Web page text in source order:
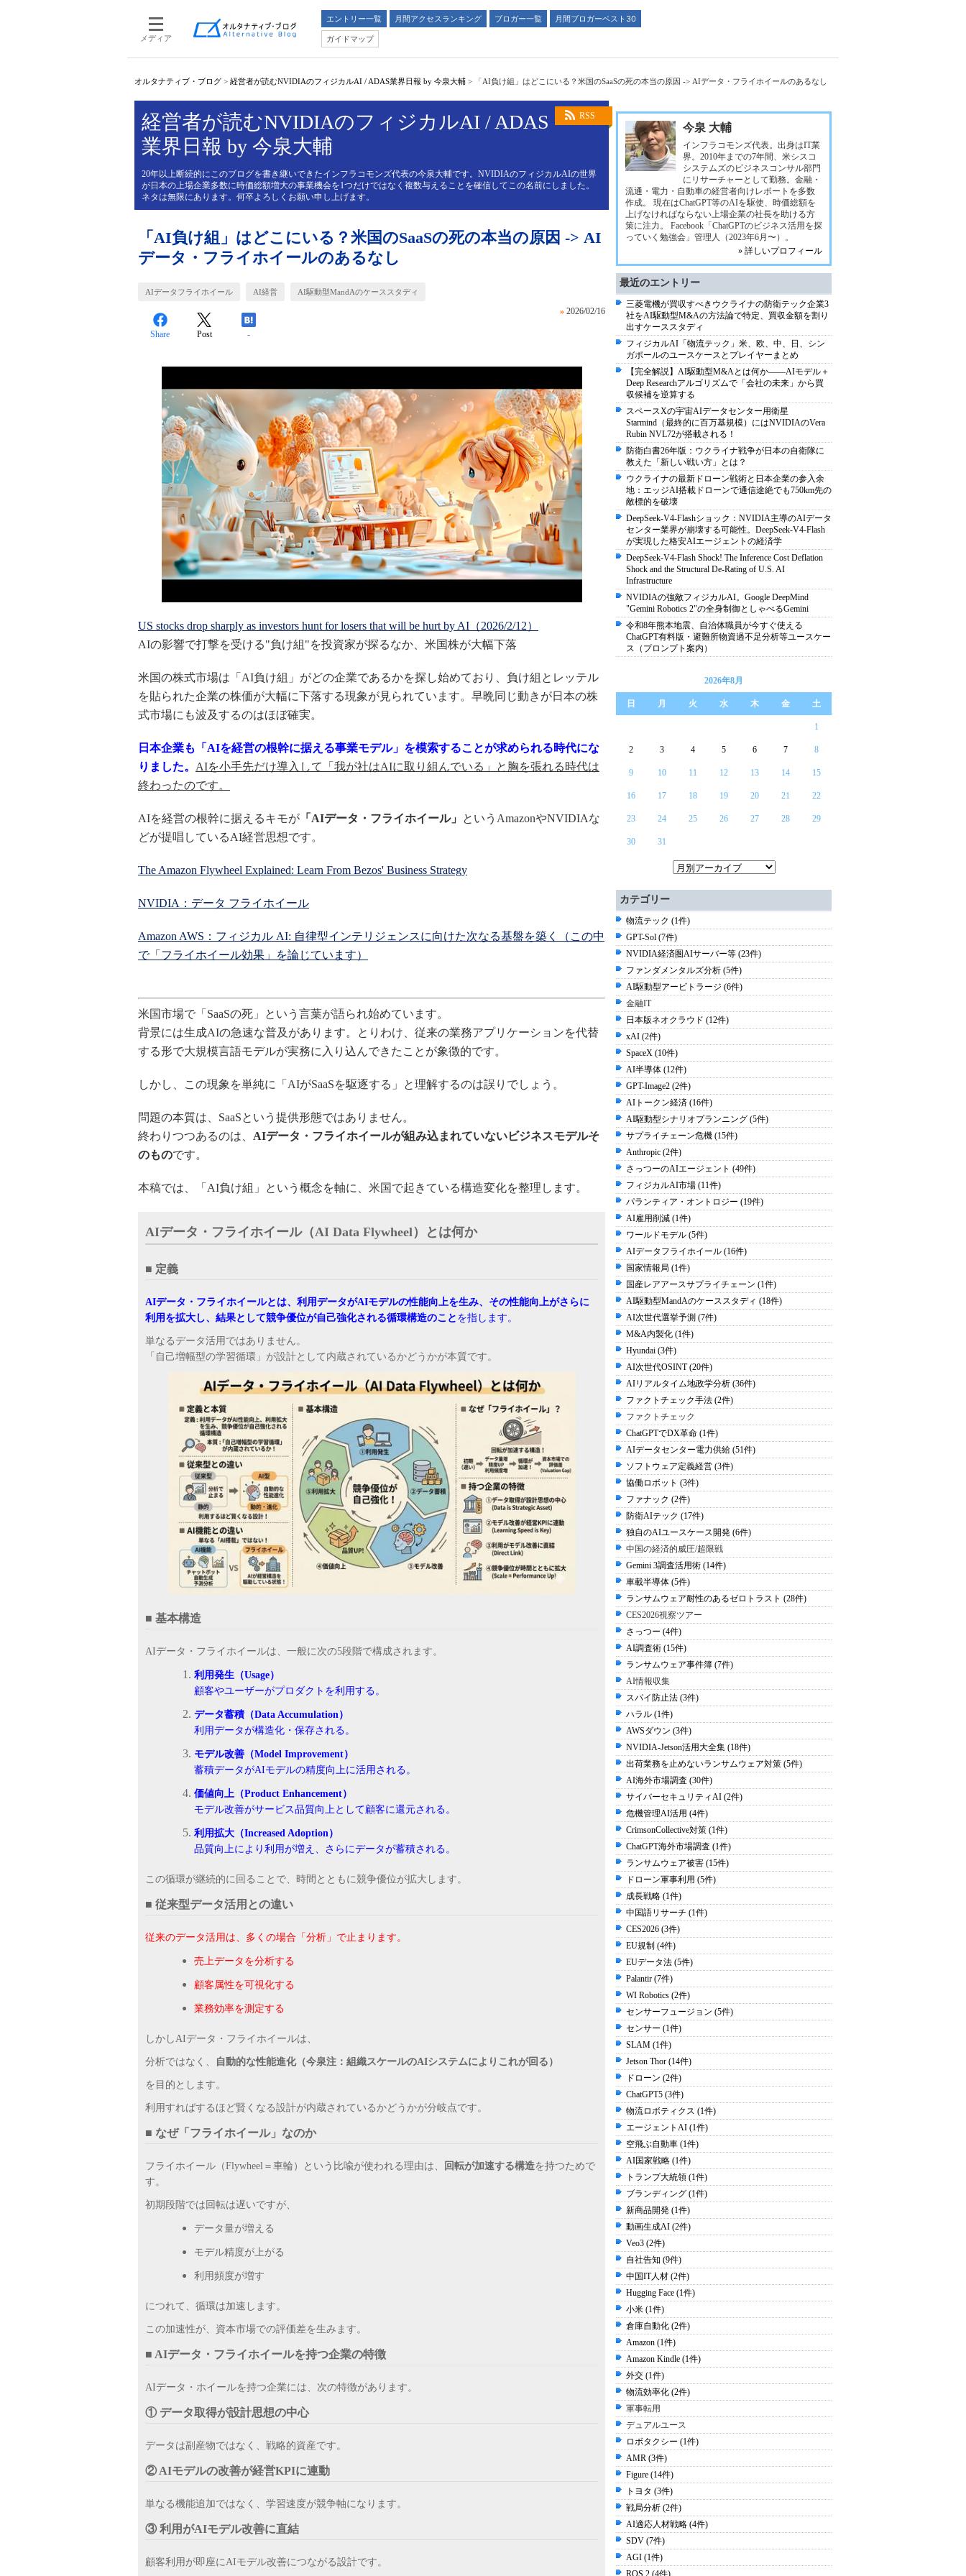
メディア
エントリー一覧 月間アクセスランキング ブロガー一覧
月間ブロガーベスト30
ガイドマップ
オルタナティブ・ブログ > 経営者が読むNVIDIAのフィジカルAI / ADAS業界日報 by 今泉大輔 > 「AI負け組」はどこにいる？米国のSaaSの死の本当の原因 -> AIデータ・フライホイールのあるなし
RSS
経営者が読むNVIDIAのフィジカルAI / ADAS
業界日報 by 今泉大輔
20年以上断続的にこのブログを書き継いできたインフラコモンズ代表の今泉大輔です。NVIDIAのフィジカルAIの世界
が日本の上場企業多数に時価総額増大の事業機会を1つだけではなく複数与えることを確信してこの名前にしました。
ネタは無限にあります。何卒よろしくお願い申し上げます。
「AI負け組」はどこにいる？米国のSaaSの死の本当の原因 -> AI
データ・フライホイールのあるなし
AIデータフライホイール AI経営 AI駆動型MandAのケーススタディ
» 2026/02/16
Share Post -
US stocks drop sharply as investors hunt for losers that will be hurt by AI（2026/2/12）
AIの影響で打撃を受ける"負け組"を投資家が探るなか、米国株が大幅下落
米国の株式市場は「AI負け組」がどの企業であるかを探し始めており、負け組とレッテル
を貼られた企業の株価が大幅に下落する現象が見られています。早晩同じ動きが日本の株
式市場にも波及するのはほぼ確実。
日本企業も「AIを経営の根幹に据える事業モデル」を模索することが求められる時代にな
りました。 AIを小手先だけ導入して「我が社はAIに取り組んでいる」と胸を張れる時代は
終わったのです。
AIを経営の根幹に据えるキモが 「AIデータ・フライホイール」
というAmazonやNVIDIAな
どが提唱しているAI経営思想です。
The Amazon Flywheel Explained: Learn From Bezos' Business Strategy
NVIDIA：データ フライホイール
Amazon AWS：フィジカル AI: 自律型インテリジェンスに向けた次なる基盤を築く（この中
で「フライホイール効果」を論じています）
米国市場で「SaaSの死」という言葉が語られ始めています。
背景には生成AIの急速な普及があります。とりわけ、従来の業務アプリケーションを代替
する形で大規模言語モデルが実務に入り込んできたことが象徴的です。
しかし、この現象を単純に「AIがSaaSを駆逐する」と理解するのは誤りでしょう。
問題の本質は、SaaSという提供形態ではありません。
終わりつつあるのは、 AIデータ・フライホイールが組み込まれていないビジネスモデルそ
のものです。
本稿では、「AI負け組」という概念を軸に、米国で起きている構造変化を整理します。
AIデータ・フライホイール（AI Data Flywheel）とは何か
■ 定義
AIデータ・フライホイールとは、利用データがAIモデルの性能向上を生み、その性能向上がさらに
利用を拡大し、結果として競争優位が自己強化される循環構造のこと を指します。
単なるデータ活用ではありません。
「自己増幅型の学習循環」が設計として内蔵されているかどうかが本質です。
■ 基本構造
AIデータ・フライホイールは、一般に次の5段階で構成されます。
利用発生（Usage）
顧客やユーザーがプロダクトを利用する。
データ蓄積（Data Accumulation）
利用データが構造化・保存される。
モデル改善（Model Improvement）
蓄積データがAIモデルの精度向上に活用される。
価値向上（Product Enhancement）
モデル改善がサービス品質向上として顧客に還元される。
利用拡大（Increased Adoption）
品質向上により利用が増え、さらにデータが蓄積される。
この循環が継続的に回ることで、時間とともに競争優位が拡大します。
■ 従来型データ活用との違い
従来のデータ活用は、多くの場合「分析」で止まります。
売上データを分析する
顧客属性を可視化する
業務効率を測定する
しかしAIデータ・フライホイールは、
分析ではなく、 自動的な性能進化（今泉注：組織スケールのAIシステムによりこれが回る）
を目的とします。
利用すればするほど賢くなる設計が内蔵されているかどうかが分岐点です。
■ なぜ「フライホイール」なのか
フライホイール（Flywheel＝車輪）という比喩が使われる理由は、 回転が加速する構造を持つためで
す。
初期段階では回転は遅いですが、
データ量が増える
モデル精度が上がる
利用頻度が増す
につれて、循環は加速します。
この加速性が、資本市場での評価差を生みます。
■ AIデータ・フライホイールを持つ企業の特徴
AIデータ・ホイールを持つ企業には、次の特徴があります。
① データ取得が設計思想の中心
データは副産物ではなく、戦略的資産です。
② AIモデルの改善が経営KPIに連動
単なる機能追加ではなく、学習速度が競争軸になります。
③ 利用がAIモデル改善に直結
顧客利用が即座にAIモデル改善につながる設計です。
今泉 大輔
インフラコモンズ代表。出身はIT業
界。2010年までの7年間、米シスコ
システムズのビジネスコンサル部門
にリサーチャーとして勤務。金融・
流通・電力・自動車の経営者向けレポートを多数
作成。 現在はChatGPT等のAIを駆使、時価総額を
上げなければならない上場企業の社長を助ける方
策に注力。 Facebook「ChatGPTのビジネス活用を探
っていく勉強会」管理人（2023年6月〜）。
» 詳しいプロフィール
最近のエントリー
三菱電機が買収すべきウクライナの防衛テック企業3
社をAI駆動型M&Aの方法論で特定、買収金額を割り
出すケーススタディ
フィジカルAI「物流テック」米、欧、中、日、シン
ガポールのユースケースとプレイヤーまとめ
【完全解説】AI駆動型M&Aとは何か――AIモデル＋
Deep Researchアルゴリズムで「会社の未来」から買
収候補を逆算する
スペースXの宇宙AIデータセンター用衛星
Starmind（最終的に百万基規模）にはNVIDIAのVera
Rubin NVL72が搭載される！
防衛白書26年版：ウクライナ戦争が日本の自衛隊に
教えた「新しい戦い方」とは？
ウクライナの最新ドローン戦術と日本企業の参入余
地：エッジAI搭載ドローンで通信途絶でも750km先の
敵標的を破壊
DeepSeek-V4-Flashショック：NVIDIA主導のAIデータ
センター業界が崩壊する可能性。DeepSeek-V4-Flash
が実現した格安AIエージェントの経済学
DeepSeek-V4-Flash Shock! The Inference Cost Deflation
Shock and the Structural De-Rating of U.S. AI
Infrastructure
NVIDIAの強敵フィジカルAI。Google DeepMind
"Gemini Robotics 2"の全身制御としゃべるGemini
令和8年熊本地震、自治体職員が今すぐ使える
ChatGPT有料版・避難所物資過不足分析等ユースケー
ス（プロンプト案内）
2026年8月
日 月 火 水 木 金 土
1
2 3 4 5 6 7 8
9 10 11 12 13 14 15
16 17 18 19 20 21 22
23 24 25 26 27 28 29
30 31
カテゴリー
物流テック (1件)
GPT-Sol (7件)
NVIDIA経済圏AIサーバー等 (23件)
ファンダメンタルズ分析 (5件)
AI駆動型アービトラージ (6件)
金融IT
日本版ネオクラウド (12件)
xAI (2件)
SpaceX (10件)
AI半導体 (12件)
GPT-Image2 (2件)
AIトークン経済 (16件)
AI駆動型シナリオプランニング (5件)
サプライチェーン危機 (15件)
Anthropic (2件)
さっつーのAIエージェント (49件)
フィジカルAI市場 (11件)
パランティア・オントロジー (19件)
AI雇用削減 (1件)
ワールドモデル (5件)
AIデータフライホイール (16件)
国家情報局 (1件)
国産レアアースサプライチェーン (1件)
AI駆動型MandAのケーススタディ (18件)
AI次世代選挙予測 (7件)
M&A内製化 (1件)
Hyundai (3件)
AI次世代OSINT (20件)
AIリアルタイム地政学分析 (36件)
ファクトチェック手法 (2件)
ファクトチェック
ChatGPTでDX革命 (1件)
AIデータセンター電力供給 (51件)
ソフトウェア定義経営 (3件)
協働ロボット (3件)
ファナック (2件)
防衛AIテック (17件)
独自のAIユースケース開発 (6件)
中国の経済的威圧/超限戦
Gemini 3調査活用術 (14件)
車載半導体 (5件)
ランサムウェア耐性のあるゼロトラスト (28件)
CES2026視察ツアー
さっつー (4件)
AI調査術 (15件)
ランサムウェア事件簿 (7件)
AI情報収集
スパイ防止法 (3件)
ハラル (1件)
AWSダウン (3件)
NVIDIA-Jetson活用大全集 (18件)
出荷業務を止めないランサムウェア対策 (5件)
AI海外市場調査 (30件)
サイバーセキュリティAI (2件)
危機管理AI活用 (4件)
CrimsonCollective対策 (1件)
ChatGPT海外市場調査 (1件)
ランサムウェア被害 (15件)
ドローン軍事利用 (5件)
成長戦略 (1件)
中国語リサーチ (1件)
CES2026 (3件)
EU規制 (4件)
EUデータ法 (5件)
Palantir (7件)
WI Robotics (2件)
センサーフュージョン (5件)
センサー (1件)
SLAM (1件)
Jetson Thor (14件)
ドローン (2件)
ChatGPT5 (3件)
物流ロボティクス (1件)
エージェントAI (1件)
空飛ぶ自動車 (1件)
AI国家戦略 (1件)
トランプ大統領 (1件)
ブランディング (1件)
新商品開発 (1件)
動画生成AI (2件)
Veo3 (2件)
自社告知 (9件)
中国IT人材 (2件)
Hugging Face (1件)
小米 (1件)
倉庫自動化 (2件)
Amazon (1件)
Amazon Kindle (1件)
外交 (1件)
物流効率化 (2件)
軍事転用
デュアルユース
ロボタクシー (1件)
AMR (3件)
Figure (14件)
トヨタ (3件)
戦局分析 (2件)
AI適応人材戦略 (4件)
SDV (7件)
AGI (1件)
ROS 2 (4件)